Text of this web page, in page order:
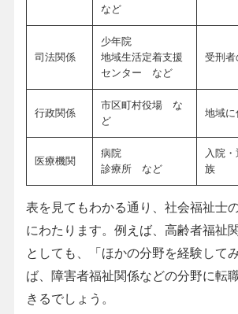
など
司法関係
少年院
地域生活定着支援
センター など
受刑者
行政関係
市区町村役場 な
ど
地域に
医療機関
病院
診療所 など
入院
族
表を見てもわかる通り、社会福祉士
にわたります。例えば、高齢者福祉
としても、「ほかの分野を経験して
ば、障害者福祉関係などの分野に転
きるでしょう。